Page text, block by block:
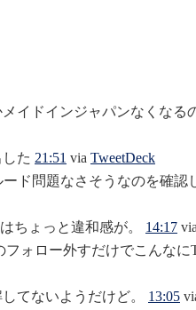
イドインジャパンなくなる
た 21:51 via TweetDeck
ド問題なさそうなのを確認
ちょっと違和感が。
14:17 via
フォロー外すだけでこんな
てないようだけど。
13:05